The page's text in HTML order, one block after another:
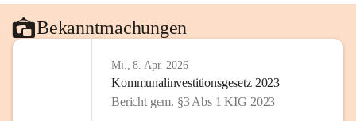
Bekanntmachungen
Mi., 8. Apr. 2026
Kommunalinvestitionsgesetz 2023
Bericht gem. §3 Abs 1 KIG 2023